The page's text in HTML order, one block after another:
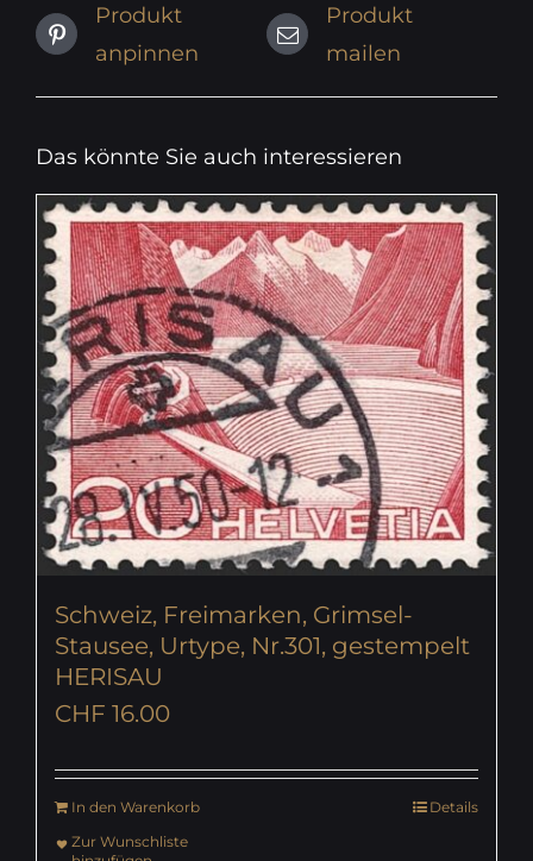
Produkt
anpinnen
Produkt
mailen
Das könnte Sie auch interessieren
Schweiz, Freimarken, Grimsel-
Stausee, Urtype, Nr.301, gestempelt
HERISAU
CHF 16.00
In den Warenkorb
Details
Zur Wunschliste